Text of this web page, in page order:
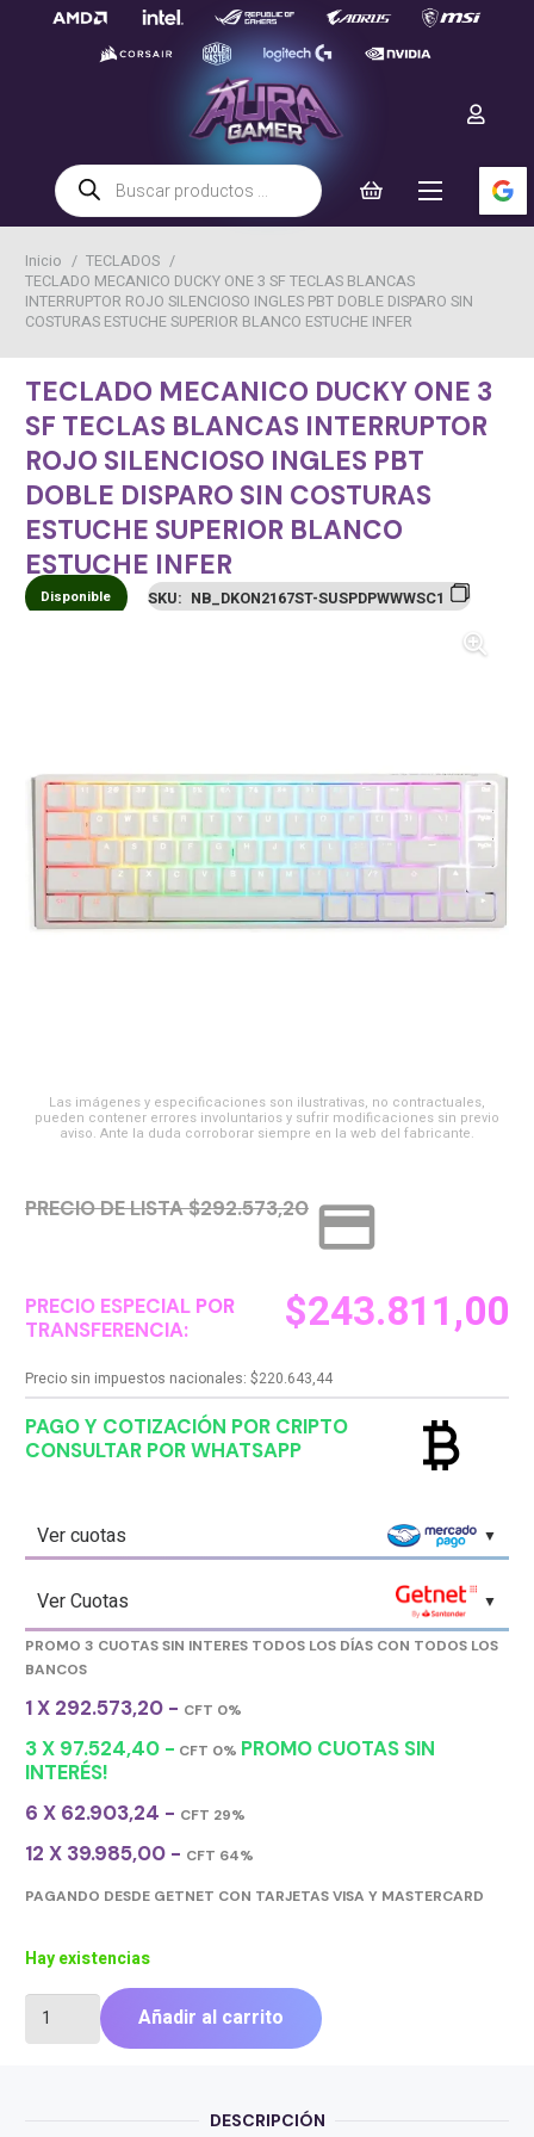
Búsqueda
de
productos
Inicio / TECLADOS /
TECLADO MECANICO DUCKY ONE 3 SF TECLAS BLANCAS
INTERRUPTOR ROJO SILENCIOSO INGLES PBT DOBLE DISPARO SIN
COSTURAS ESTUCHE SUPERIOR BLANCO ESTUCHE INFER
TECLADO MECANICO DUCKY ONE 3
SF TECLAS BLANCAS INTERRUPTOR
ROJO SILENCIOSO INGLES PBT
DOBLE DISPARO SIN COSTURAS
ESTUCHE SUPERIOR BLANCO
ESTUCHE INFER
Disponible SKU: NB_DKON2167ST-SUSPDPWWWSC1
Las imágenes y especificaciones son ilustrativas, no contractuales,
pueden contener errores involuntarios y sufrir modificaciones sin previo
aviso. Ante la duda corroborar siempre en la web del fabricante.
PRECIO DE LISTA $292.573,20 credit_card
PRECIO ESPECIAL POR
TRANSFERENCIA:
$243.811,00
Precio sin impuestos nacionales: $220.643,44
PAGO Y COTIZACIÓN POR CRIPTO
CONSULTAR POR WHATSAPP
currency_bitcoin
Ver cuotas
Ver Cuotas
PROMO 3 CUOTAS SIN INTERES TODOS LOS DÍAS CON TODOS LOS
BANCOS
1 X 292.573,20 - CFT 0%
3 X 97.524,40 - CFT 0% PROMO CUOTAS SIN
INTERÉS!
6 X 62.903,24 - CFT 29%
12 X 39.985,00 - CFT 64%
PAGANDO DESDE GETNET CON TARJETAS VISA Y MASTERCARD
Hay existencias
MECANICO
DUCKY
Añadir al carrito
DESCRIPCIÓN